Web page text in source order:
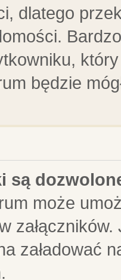
dlatego
będzie
są
może
załadować